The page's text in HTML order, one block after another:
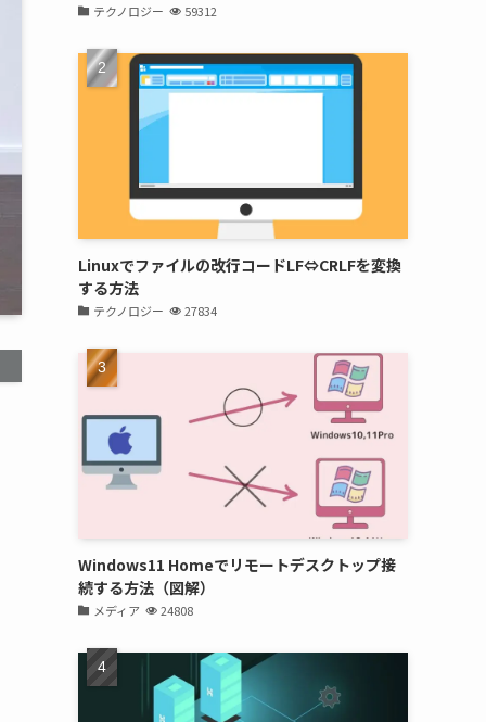
テクノロジー 59312
Linuxでファイルの改行コードLF⇔CRLFを変換
する方法
テクノロジー 27834
Windows11 Homeでリモートデスクトップ接
続する方法（図解）
メディア 24808